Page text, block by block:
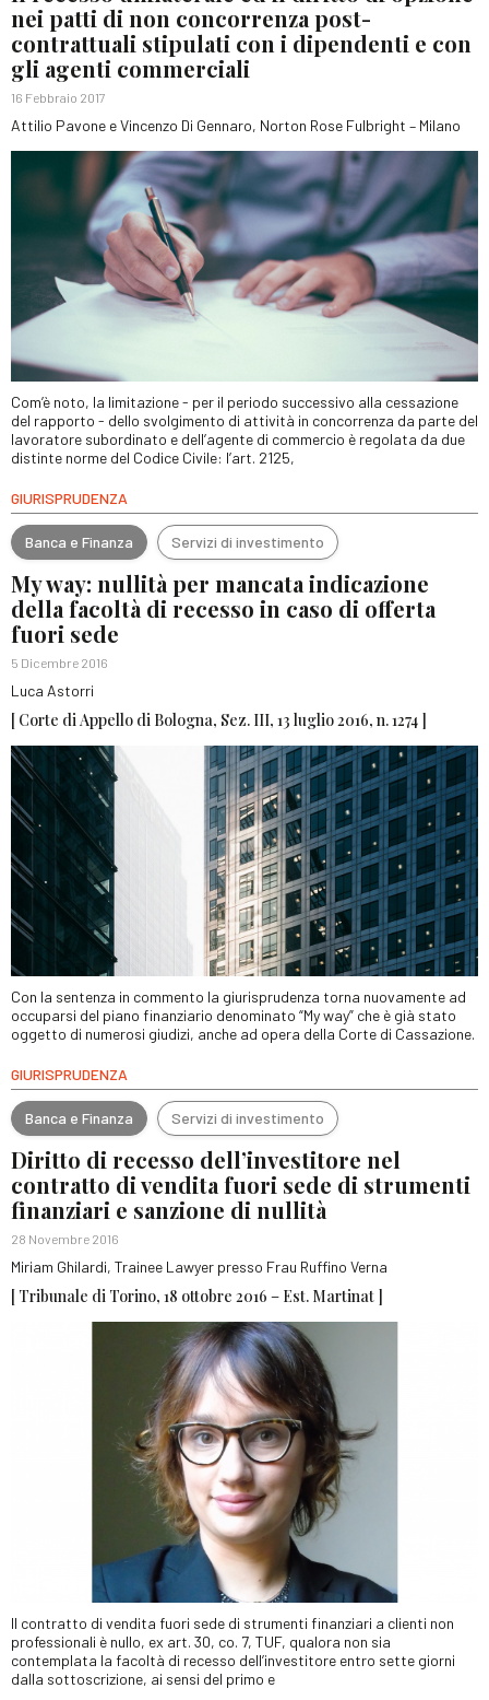
nei patti di non concorrenza post-
contrattuali stipulati con i dipendenti e con
gli agenti commerciali
16 Febbraio 2017
Attilio Pavone e Vincenzo Di Gennaro, Norton Rose Fulbright – Milano
Com’è noto, la limitazione - per il periodo successivo alla cessazione
del rapporto - dello svolgimento di attività in concorrenza da parte del
lavoratore subordinato e dell’agente di commercio è regolata da due
distinte norme del Codice Civile: l’art. 2125,
GIURISPRUDENZA
Banca e Finanza Servizi di investimento
My way: nullità per mancata indicazione
della facoltà di recesso in caso di offerta
fuori sede
5 Dicembre 2016
Luca Astorri
[ Corte di Appello di Bologna, Sez. III, 13 luglio 2016, n. 1274 ]
Con la sentenza in commento la giurisprudenza torna nuovamente ad
occuparsi del piano finanziario denominato “My way” che è già stato
oggetto di numerosi giudizi, anche ad opera della Corte di Cassazione.
GIURISPRUDENZA
Banca e Finanza Servizi di investimento
Diritto di recesso dell’investitore nel
contratto di vendita fuori sede di strumenti
finanziari e sanzione di nullità
28 Novembre 2016
Miriam Ghilardi, Trainee Lawyer presso Frau Ruffino Verna
[ Tribunale di Torino, 18 ottobre 2016 – Est. Martinat ]
Il contratto di vendita fuori sede di strumenti finanziari a clienti non
professionali è nullo, ex art. 30, co. 7, TUF, qualora non sia
contemplata la facoltà di recesso dell’investitore entro sette giorni
dalla sottoscrizione, ai sensi del primo e